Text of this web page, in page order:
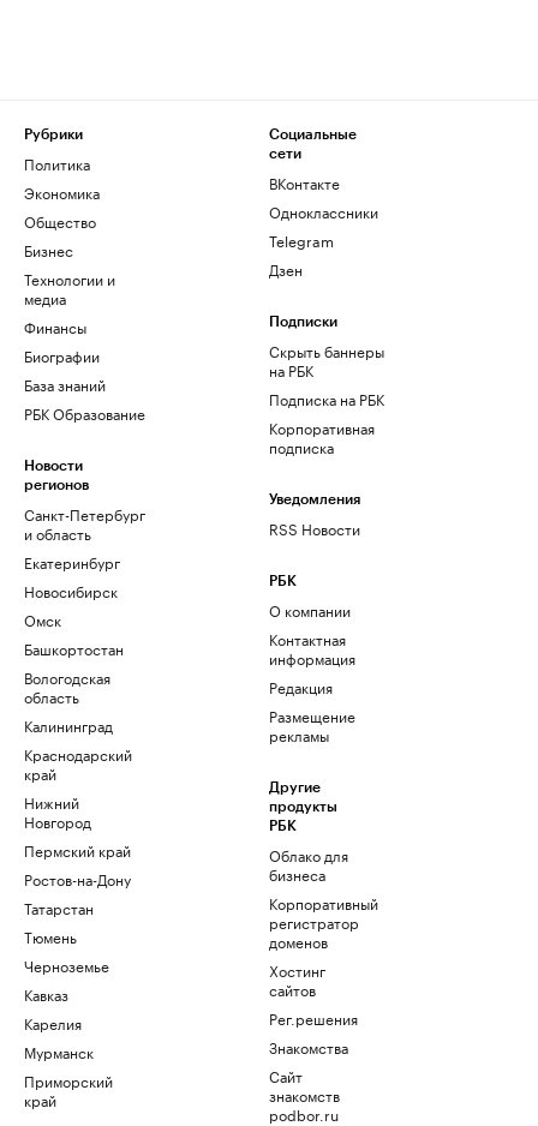
Рубрики
Политика
Экономика
Общество
Бизнес
Технологии и
медиа
Финансы
Биографии
База знаний
РБК Образование
Новости
регионов
Санкт-Петербург
и область
Екатеринбург
Новосибирск
Омск
Башкортостан
Вологодская
область
Калининград
Краснодарский
край
Нижний
Новгород
Пермский край
Ростов-на-Дону
Татарстан
Тюмень
Черноземье
Кавказ
Карелия
Мурманск
Приморский
край
Социальные
сети
ВКонтакте
Одноклассники
Telegram
Дзен
Подписки
Скрыть баннеры
на РБК
Подписка на РБК
Корпоративная
подписка
Уведомления
RSS Новости
РБК
О компании
Контактная
информация
Редакция
Размещение
рекламы
Другие
продукты
РБК
Облако для
бизнеса
Корпоративный
регистратор
доменов
Хостинг
сайтов
Рег.решения
Знакомства
Сайт
знакомств
podbor.ru